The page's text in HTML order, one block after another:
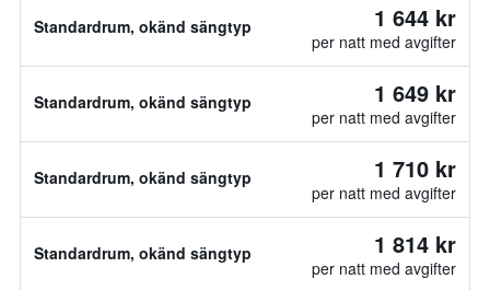
Standardrum, okänd sängtyp 1 644 kr
per natt med avgifter
Standardrum, okänd sängtyp 1 649 kr
per natt med avgifter
Standardrum, okänd sängtyp 1 710 kr
per natt med avgifter
Standardrum, okänd sängtyp 1 814 kr
per natt med avgifter